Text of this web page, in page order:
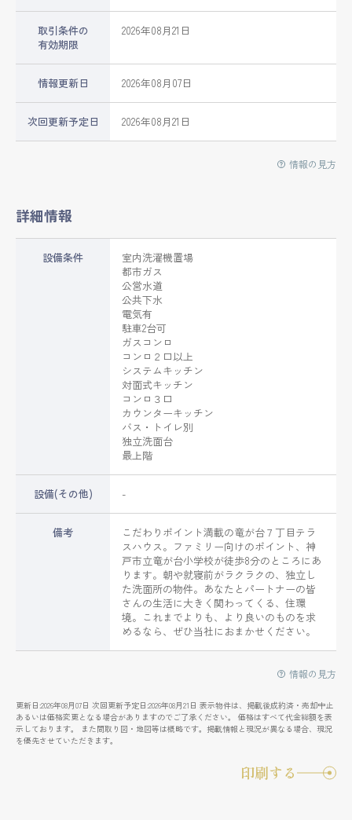
取引条件の
有効期限
2026年08月21日
情報更新日 2026年08月07日
次回更新予定日 2026年08月21日
情報の見方
詳細情報
設備条件
室内洗濯機置場
都市ガス
公営水道
公共下水
電気有
駐車2台可
ガスコンロ
コンロ２口以上
システムキッチン
対面式キッチン
コンロ３口
カウンターキッチン
バス・トイレ別
独立洗面台
最上階
設備(その他) -
備考
こだわりポイント満載の竜が台７丁目テラ
スハウス。ファミリー向けのポイント、神
戸市立竜が台小学校が徒歩8分のところにあ
ります。朝や就寝前がラクラクの、独立し
た洗面所の物件。あなたとパートナーの皆
さんの生活に大きく関わってくる、住環
境。これまでよりも、より良いのものを求
めるなら、ぜひ当社におまかせください。
情報の見方
更新日:2026年08月07日 次回更新予定日:2026年08月21日 表示物件は、掲載後成約済・売却中止
あるいは価格変更となる場合がありますのでご了承ください。 価格はすべて代金総額を表
示しております。 また間取り図・地図等は概略です。掲載情報と現況が異なる場合、現況
を優先させていただきます。
印刷する